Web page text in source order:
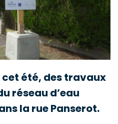
cet été, des travaux
réseau d’eau
la rue Panserot.